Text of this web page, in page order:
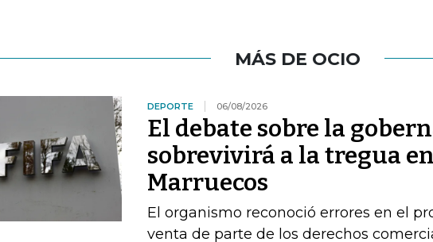
MÁS DE OCIO
DEPORTE 06/08/2026
El debate sobre la
sobrevivirá a la tregua
Marruecos
El organismo reconoció errores en el
venta de parte de los derechos